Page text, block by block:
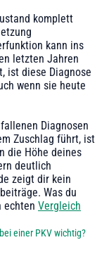
komplett
kann ins
letzten Jahren
ist diese Diagnose
wenn sie heute
Diagnosen
Zuschlag führt, ist
die Höhe deines
deutlich
zeigt dir kein
Was du
echten Vergleich
einer PKV wichtig?